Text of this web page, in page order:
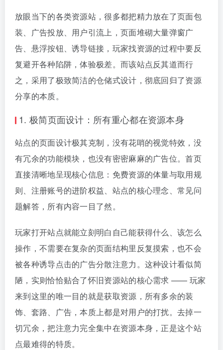
放眼当下的各类资源站，很多都把精力放在了页面包
装、广告投放、用户引流上，页面堆砌大量弹窗广
告、悬浮按钮、诱导链接，玩家找资源的过程中要反
复避开各种陷阱，体验极差。而该站点反其道而行
之，采用了极致简洁的仓储式设计，彻底回归了资源
分享的本质。
1. 极简页面设计：所有重心都在资源本身
站点的页面设计极其克制，没有花哨的视觉特效，没
有冗余的功能模块，也没有密密麻麻的广告位。首页
直接清晰地呈现核心信息：免费资源的体量与取用规
则、注册账号的进阶权益、站点的核心理念、常见问
题解答，所有内容一目了然。
玩家打开站点就能立刻明白自己能获得什么、该怎么
操作，不需要在复杂的页面结构里反复摸索，也不会
被各种诱导点击的广告分散注意力。这种设计看似简
陋，实则恰恰贴合了怀旧资源站的核心需求 —— 玩家
来到这里的唯一目的就是获取资源，所有多余的装
饰、套路、广告，本质上都是对用户的打扰。去掉一
切冗余，把注意力完全集中在资源本身，正是这个站
点最难得的特质。